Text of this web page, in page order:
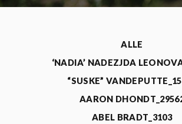
ALLE
‘NADIA’ NADEZJDA
“SUSKE”
AARON
ABEL BRADT_3103